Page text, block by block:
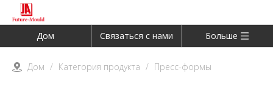
Дом Связаться с нами Больше
Дом / Категория продукта / Пресс-формы